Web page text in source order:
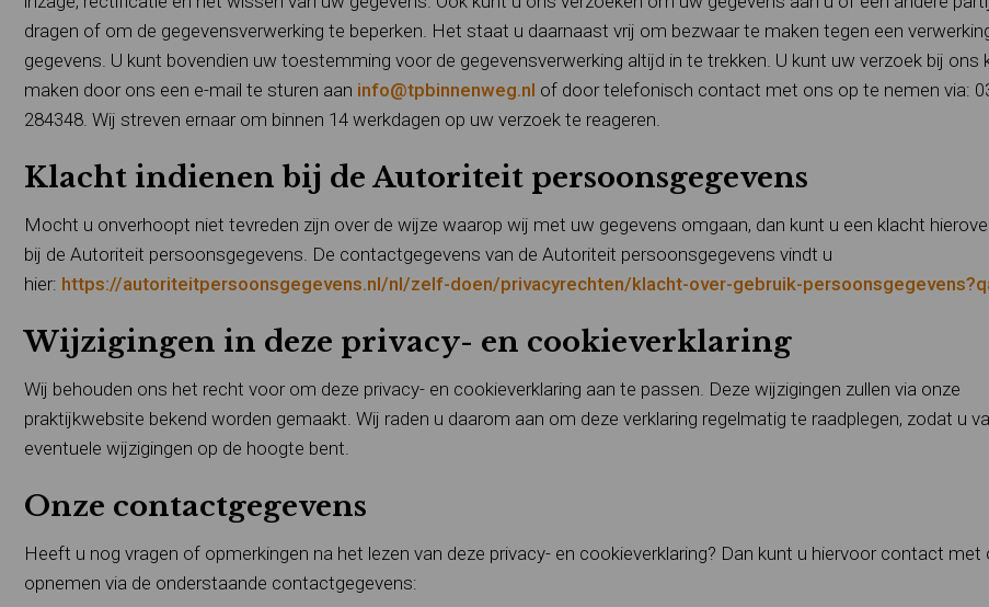
dragen of om de gegevensverwerking te beperken. Het staat u daarnaast vrij om bezwaar te maken tegen een
gegevens. U kunt bovendien uw toestemming voor de gegevensverwerking altijd in te trekken. U kunt uw verzoek bij ons
maken door ons een e-mail te sturen aan info@tpbinnenweg.nl of door telefonisch contact met ons op te nemen via:
284348. Wij streven ernaar om binnen 14 werkdagen op uw verzoek te reageren.
Klacht indienen bij de Autoriteit persoonsgegevens
Mocht u onverhoopt niet tevreden zijn over de wijze waarop wij met uw gegevens omgaan, dan kunt u een klacht
bij de Autoriteit persoonsgegevens. De contactgegevens van de Autoriteit persoonsgegevens vindt u
hier: https://autoriteitpersoonsgegevens.nl/nl/zelf-doen/privacyrechten/klacht-over-gebruik-
Wijzigingen in deze privacy- en cookieverklaring
Wij behouden ons het recht voor om deze privacy- en cookieverklaring aan te passen. Deze wijzigingen zullen via onze
praktijkwebsite bekend worden gemaakt. Wij raden u daarom aan om deze verklaring regelmatig te raadplegen, zodat u
eventuele wijzigingen op de hoogte bent.
Onze contactgegevens
Heeft u nog vragen of opmerkingen na het lezen van deze privacy- en cookieverklaring? Dan kunt u hiervoor contact met
opnemen via de onderstaande contactgegevens: